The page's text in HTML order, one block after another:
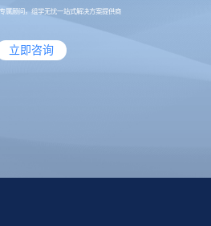
属顾问，组学无忧一站式解决方案提供商
立即咨询